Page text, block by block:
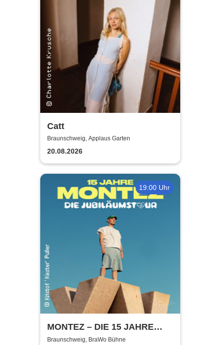
Catt
Braunschweig, Applaus Garten
20.08.2026
19:00 Uhr
MONTEZ – DIE 15 JAHRE
MONTEZ – TOUR
Braunschweig, BraWo Bühne